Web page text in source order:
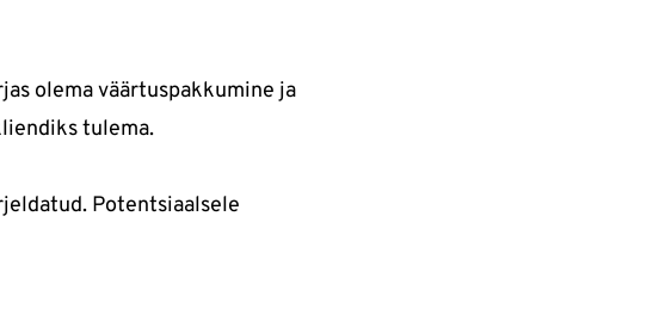
olema väärtuspakkumine ja
tulema.
Potentsiaalsele